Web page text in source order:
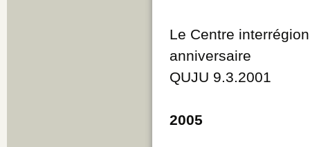
Le Centre
anniversaire
QUJU 9.3.2001
2005